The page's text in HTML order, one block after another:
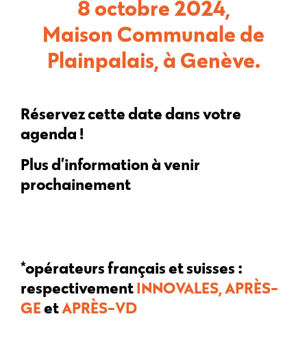
8 octobre 2024,
Maison Communale de
Plainpalais, à Genève.
Réservez cette date dans votre
agenda !
Plus d’information à venir
prochainement…
*opérateurs français et suisses :
respectivementINNOVALES,APRÈS-
GEetAPRÈS-VD